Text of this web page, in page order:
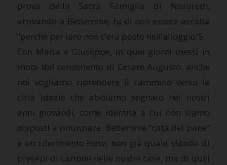
prova della Sacra Famiglia di Nazareth,
arrivando a Betlemme, fu di non essere accolta
“perché per loro non c’era posto nell’alloggio”5.
Con Maria e Giuseppe, in quei giorni messi in
moto dal censimento di Cesare Augusto, anche
noi vogliamo riprendere il cammino verso la
città ideale che abbiamo sognato nei nostri
anni giovanili, come identità a cui non siamo
disposti a rinunziare. Betlemme “città del pane”
è un riferimento forte, non già quale sfondo di
presepi di cartone nelle nostre case, ma di quel